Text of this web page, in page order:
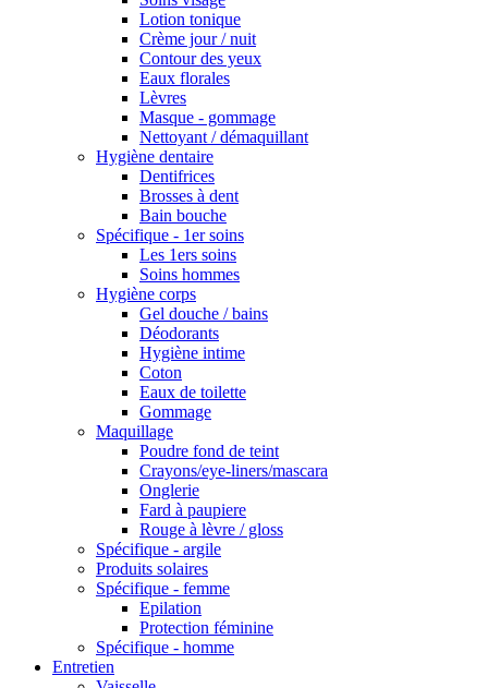
Lotion tonique
Crème jour / nuit
Contour des yeux
Eaux florales
Lèvres
Masque - gommage
Nettoyant / démaquillant
Hygiène dentaire
Dentifrices
Brosses à dent
Bain bouche
Spécifique - 1er soins
Les 1ers soins
Soins hommes
Hygiène corps
Gel douche / bains
Déodorants
Hygiène intime
Coton
Eaux de toilette
Gommage
Maquillage
Poudre fond de teint
Crayons/eye-liners/mascara
Onglerie
Fard à paupiere
Rouge à lèvre / gloss
Spécifique - argile
Produits solaires
Spécifique - femme
Epilation
Protection féminine
Spécifique - homme
Entretien